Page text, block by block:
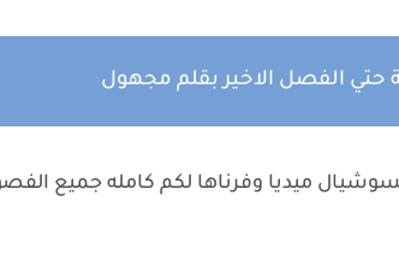
حتي الفصل الاخير بقلم مجهول
ميديا وفرناها لكم كامله جميع